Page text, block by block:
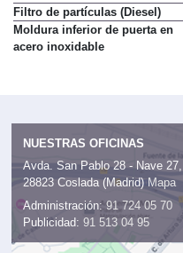
Doble bocina
Filtro de partículas (Diesel)
Moldura inferior de puerta en
NUESTRAS OFICINAS
Avda. San Pablo 28 - Nave 27,
28823 Coslada (Madrid)
Mapa
Administración:91 724 05 70
Publicidad: